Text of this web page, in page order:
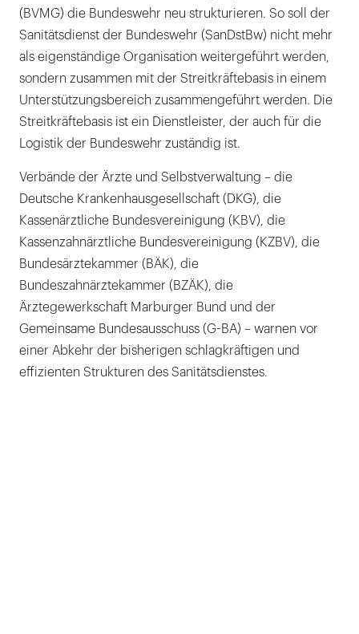
(BVMG) die Bundeswehr neu strukturieren. So soll der
Sanitätsdienst der Bundeswehr (SanDstBw) nicht mehr
als eigenständige Organisation weitergeführt werden,
sondern zusammen mit der Streitkräftebasis in einem
Unterstützungsbereich zusammengeführt werden. Die
Streitkräftebasis ist ein Dienstleister, der auch für die
Logistik der Bundeswehr zuständig ist.
Verbände der Ärzte und Selbstverwaltung – die
Deutsche Krankenhausgesellschaft (DKG), die
Kassenärztliche Bundesvereinigung (KBV), die
Kassenzahnärztliche Bundesvereinigung (KZBV), die
Bundesärztekammer (BÄK), die
Bundeszahnärztekammer (BZÄK), die
Ärztegewerkschaft Marburger Bund und der
Gemeinsame Bundesausschuss (G-BA) – warnen vor
einer Abkehr der bisherigen schlagkräftigen und
effizienten Strukturen des Sanitätsdienstes.